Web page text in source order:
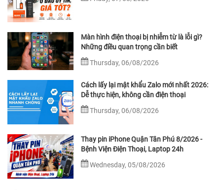
Màn hình điện thoại bị nhiễm từ là lỗi gì?
Những điều quan trọng cần biết
Thursday, 06/08/2026
Cách lấy lại mật khẩu Zalo mới nhất 2026:
Dễ thực hiện, không cần điện thoại
Thursday, 06/08/2026
Thay pin iPhone Quận Tân Phú 8/2026 -
Bệnh Viện Điện Thoại, Laptop 24h
Wednesday, 05/08/2026